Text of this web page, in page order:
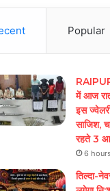
Popular
में आज
इस
साजिश,
रहते 3
6
तिल्दा-